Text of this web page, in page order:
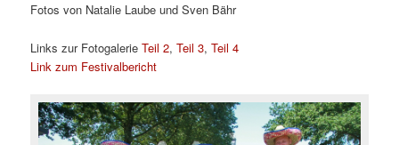
Fotos von Natalie Laube und Sven Bähr
Links zur FotogalerieTeil 2,Teil 3,Teil 4
Link zum Festivalbericht